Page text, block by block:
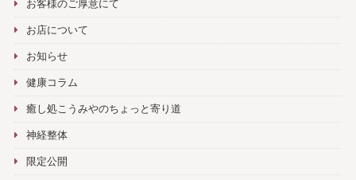
お客様のご厚意にて
お店について
お知らせ
健康コラム
癒し処こうみやのちょっと寄り道
神経整体
限定公開